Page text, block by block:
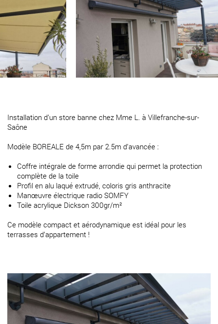
Installation d’un store banne chez Mme L. à Villefranche-sur-
Saône
Modèle BOREALE de 4,5m par 2.5m d’avancée :
Coffre intégrale de forme arrondie qui permet la protection
complète de la toile
Profil en alu laqué extrudé, coloris gris anthracite
Manœuvre électrique radio SOMFY
Toile acrylique Dickson 300gr/m²
Ce modèle compact et aérodynamique est idéal pour les
terrasses d’appartement !